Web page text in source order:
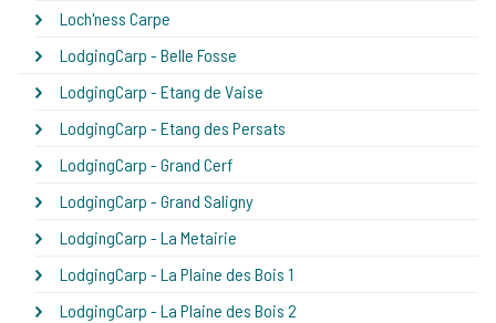
Loch'ness Carpe
LodgingCarp - Belle Fosse
LodgingCarp - Etang de Vaise
LodgingCarp - Etang des Persats
LodgingCarp - Grand Cerf
LodgingCarp - Grand Saligny
LodgingCarp - La Metairie
LodgingCarp - La Plaine des Bois 1
LodgingCarp - La Plaine des Bois 2